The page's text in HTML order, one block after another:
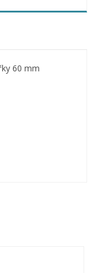
60 mm